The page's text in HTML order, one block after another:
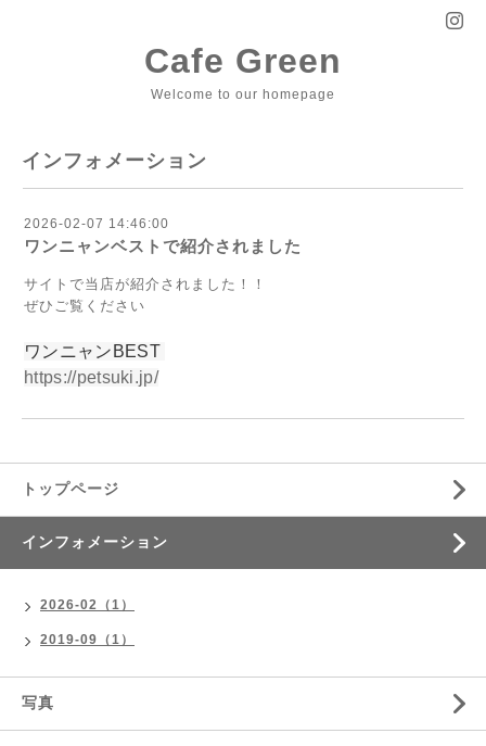
Cafe Green
Welcome to our homepage
インフォメーション
2026-02-07 14:46:00
ワンニャンベストで紹介されました
サイトで当店が紹介されました！！
ぜひご覧ください
ワンニャンBEST
https://petsuki.jp/
トップページ
インフォメーション
2026-02（1）
2019-09（1）
写真